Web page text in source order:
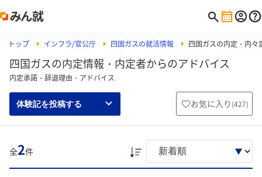
トップ インフラ/官公庁 四国ガスの就活情報 四国ガスの内定・内々
四国ガスの内定情報・内定者からのアドバイス
内定承諾・辞退理由・アドバイス
体験記を投稿する お気に入り (427)
全2件